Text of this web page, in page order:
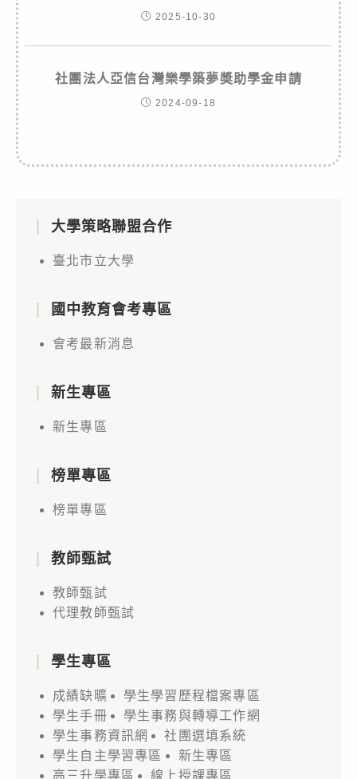
2025-10-30
社團法人亞信台灣樂學築夢奬助學金申請
2024-09-18
大學策略聯盟合作
臺北市立大學
國中教育會考專區
會考最新消息
新生專區
新生專區
榜單專區
榜單專區
教師甄試
教師甄試
代理教師甄試
學生專區
成績缺曠
學生學習歷程檔案專區
學生手冊
學生事務與轉導工作網
學生事務資訊網
社團選填系統
學生自主學習專區
新生專區
高三升學專區
線上授課專區